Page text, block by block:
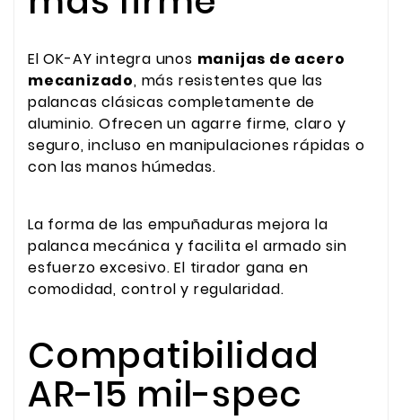
El OK-AY integra unos manijas de acero
mecanizado, más resistentes que las
palancas clásicas completamente de
aluminio. Ofrecen un agarre firme, claro y
seguro, incluso en manipulaciones rápidas o
con las manos húmedas.
La forma de las empuñaduras mejora la
palanca mecánica y facilita el armado sin
esfuerzo excesivo. El tirador gana en
comodidad, control y regularidad.
Compatibilidad
AR-15 mil-spec